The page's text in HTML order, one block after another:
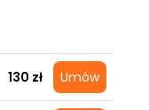
130 zł Umów